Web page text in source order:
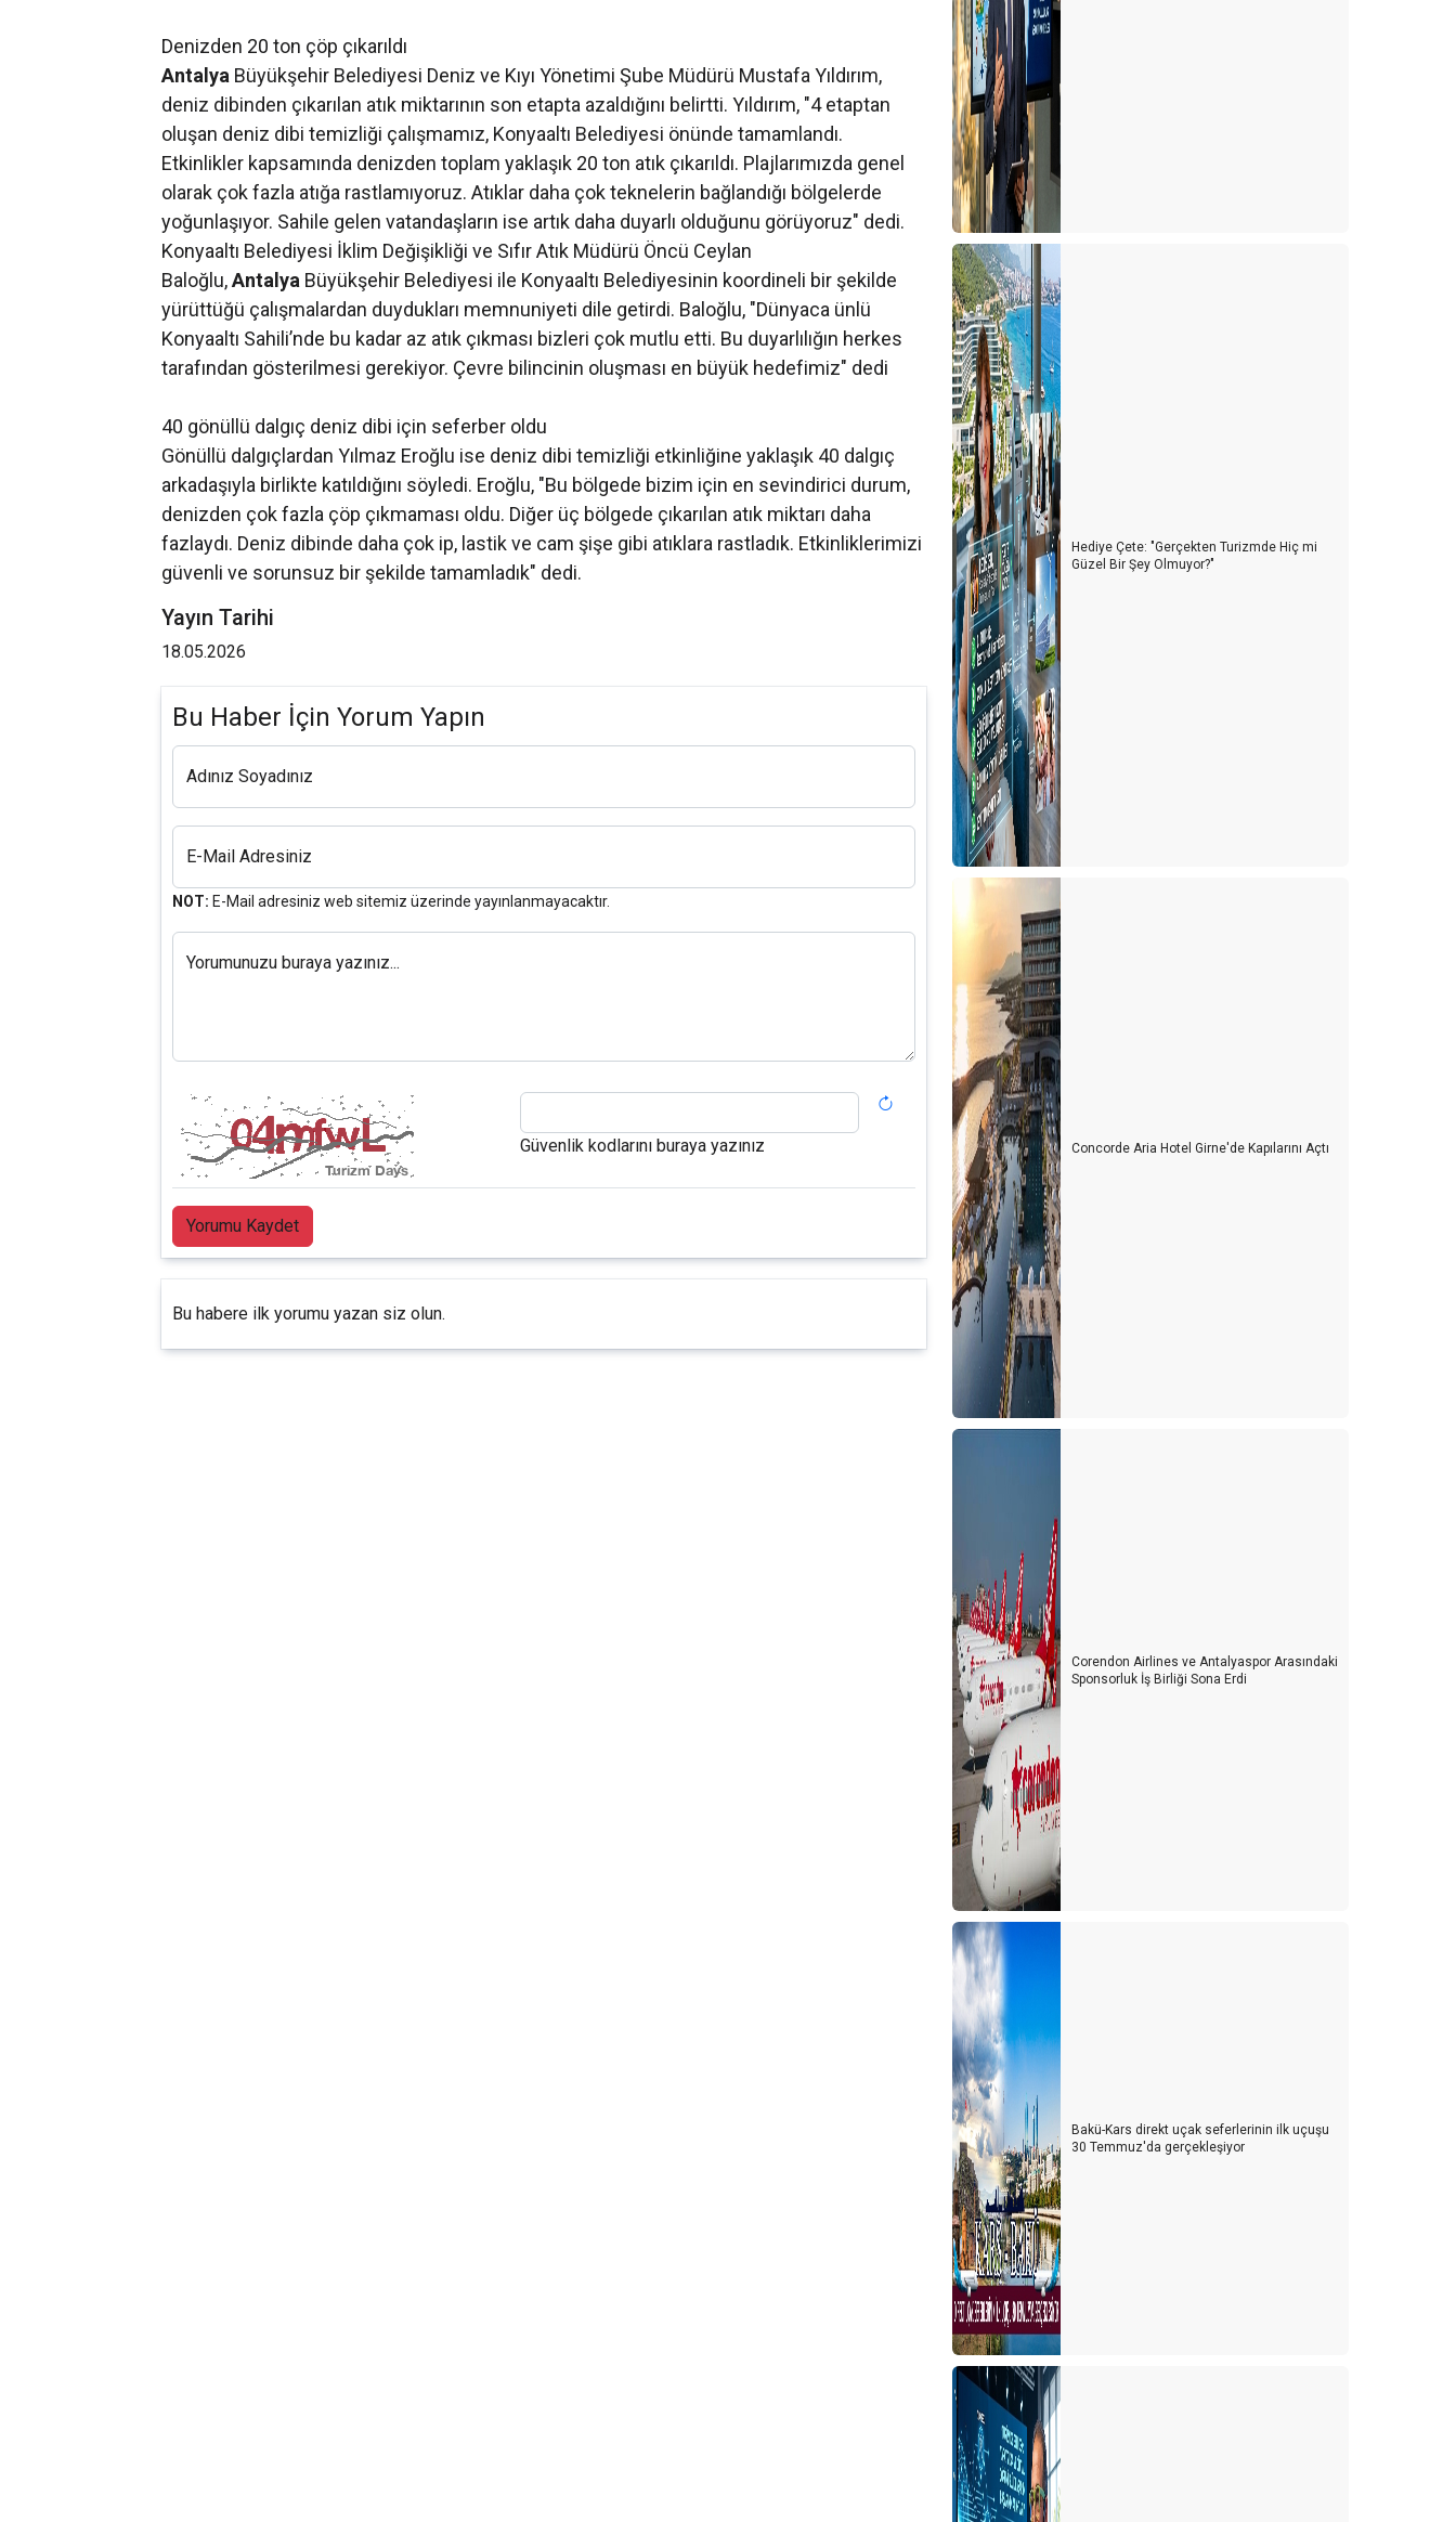
Denizden 20 ton çöp çıkarıldı
Antalya Büyükşehir Belediyesi Deniz ve Kıyı Yönetimi Şube Müdürü Mustafa Yıldırım,
deniz dibinden çıkarılan atık miktarının son etapta azaldığını belirtti. Yıldırım, "4 etaptan
oluşan deniz dibi temizliği çalışmamız, Konyaaltı Belediyesi önünde tamamlandı.
Etkinlikler kapsamında denizden toplam yaklaşık 20 ton atık çıkarıldı. Plajlarımızda genel
olarak çok fazla atığa rastlamıyoruz. Atıklar daha çok teknelerin bağlandığı bölgelerde
yoğunlaşıyor. Sahile gelen vatandaşların ise artık daha duyarlı olduğunu görüyoruz" dedi.
Konyaaltı Belediyesi İklim Değişikliği ve Sıfır Atık Müdürü Öncü Ceylan
Baloğlu,Antalya Büyükşehir Belediyesi ile Konyaaltı Belediyesinin koordineli bir şekilde
yürüttüğü çalışmalardan duydukları memnuniyeti dile getirdi. Baloğlu, "Dünyaca ünlü
Konyaaltı Sahili’nde bu kadar az atık çıkması bizleri çok mutlu etti. Bu duyarlılığın herkes
tarafından gösterilmesi gerekiyor. Çevre bilincinin oluşması en büyük hedefimiz" dedi
40 gönüllü dalgıç deniz dibi için seferber oldu
Gönüllü dalgıçlardan Yılmaz Eroğlu ise deniz dibi temizliği etkinliğine yaklaşık 40 dalgıç
arkadaşıyla birlikte katıldığını söyledi. Eroğlu, "Bu bölgede bizim için en sevindirici durum,
denizden çok fazla çöp çıkmaması oldu. Diğer üç bölgede çıkarılan atık miktarı daha
fazlaydı. Deniz dibinde daha çok ip, lastik ve cam şişe gibi atıklara rastladık. Etkinliklerimizi
güvenli ve sorunsuz bir şekilde tamamladık" dedi.
Yayın Tarihi
18.05.2026
Bu Haber İçin Yorum Yapın
Adınız Soyadınız
E-Mail Adresiniz
NOT: E-Mail adresiniz web sitemiz üzerinde yayınlanmayacaktır.
Yorumunuzu buraya yazınız...
Güvenlik kodlarını buraya yazınız
Yorumu Kaydet
Bu habere ilk yorumu yazan siz olun.
Hediye Çete: "Gerçekten Turizmde Hiç mi
Güzel Bir Şey Olmuyor?"
Concorde Aria Hotel Girne'de Kapılarını Açtı
Corendon Airlines ve Antalyaspor Arasındaki
Sponsorluk İş Birliği Sona Erdi
Bakü-Kars direkt uçak seferlerinin ilk uçuşu
30 Temmuz'da gerçekleşiyor